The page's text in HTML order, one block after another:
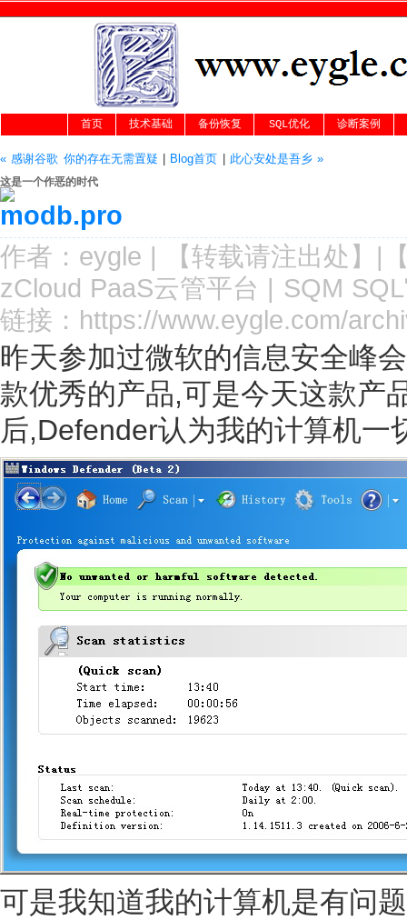
首页 技术基础 备份恢复 SQL优化 诊断案例
« 感谢谷歌 你的存在无需置疑 Blog首页 此心安处是吾乡 »
这是一个作恶的时代
作者： eygle | 【转载请注出处 】|
zCloud PaaS云管平台 | SQM
链接： https://www.eygle.com/
昨天参加过微软的信息安全峰
款优秀的产品,可是今天这款产
后,Defender认为我的计算机一
可是我知道我的计算机是有问